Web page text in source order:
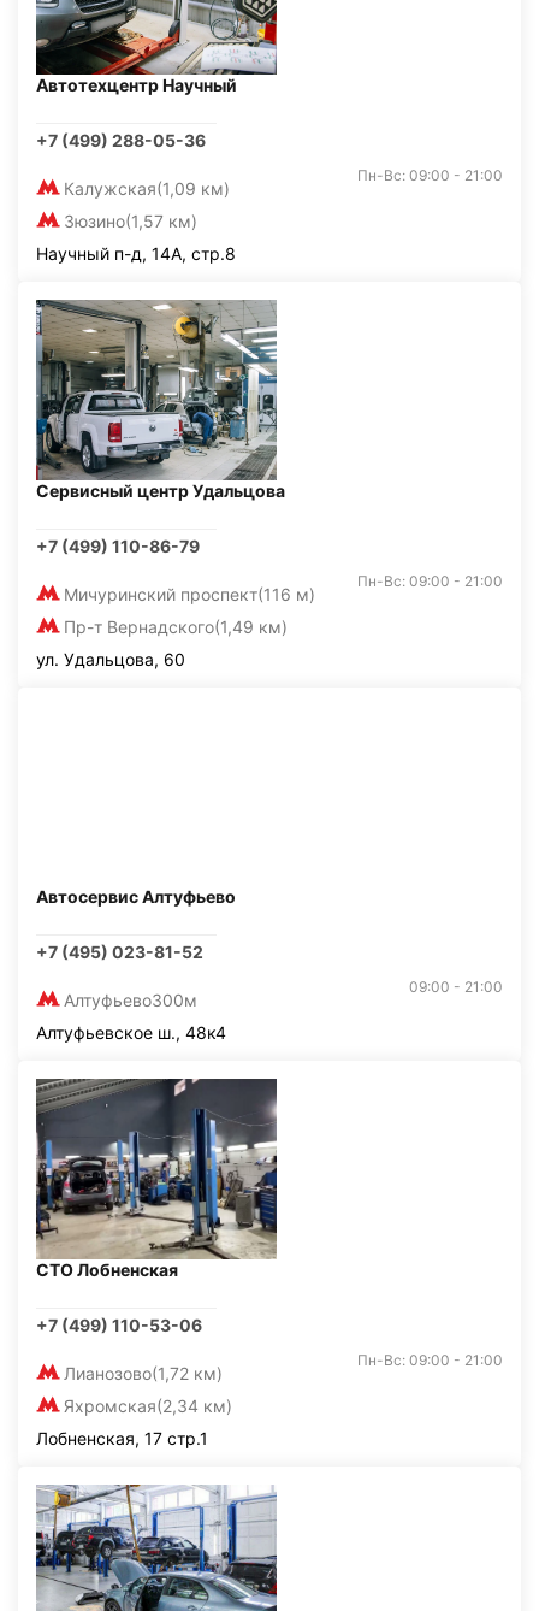
Автотехцентр Научный
+7 (499) 288-05-36
Калужская(1,09 км)
Зюзино(1,57 км)
Пн-Вс: 09:00 - 21:00
Научный п-д, 14А, стр.8
Сервисный центр Удальцова
+7 (499) 110-86-79
Мичуринский проспект(116 м)
Пр-т Вернадского(1,49 км)
Пн-Вс: 09:00 - 21:00
ул. Удальцова, 60
Автосервис Алтуфьево
+7 (495) 023-81-52
Алтуфьево300м
09:00 - 21:00
Алтуфьевское ш., 48к4
СТО Лобненская
+7 (499) 110-53-06
Лианозово(1,72 км)
Яхромская(2,34 км)
Пн-Вс: 09:00 - 21:00
Лобненская, 17 стр.1